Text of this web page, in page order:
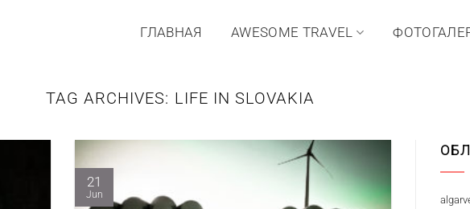
ГЛАВНАЯ AWESOME TRAVEL
TAG ARCHIVES: LIFE IN SLOVAKIA
21
Jun